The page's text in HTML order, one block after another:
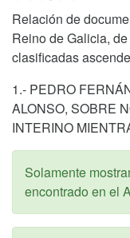
Relación de
Reino de Galicia,
clasificadas
1.- PEDRO
ALONSO, SOBRE
INTERINO
Solamente
encontrado en el